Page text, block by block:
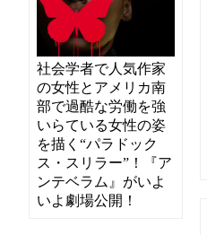
社会学者で人気作家
の女性とアメリカ南
部で過酷な労働を強
いらている女性の姿
を描く“パラドック
ス・スリラー”！『ア
ンテベラム』がいよ
いよ劇場公開！